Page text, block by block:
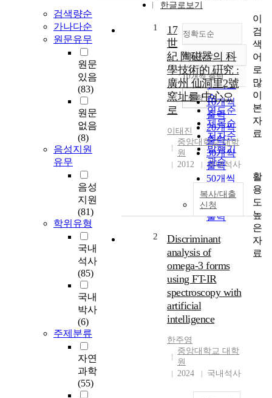
검색량순
가나다순
원문유무
원문
있음
(83)
원문
없음
(8)
음성지원
유무
음성
지원
(81)
학위유형
국내
석사
(85)
국내
박사
(6)
주제분류
자연
과학
(55)
한글로보기
정확도순
정확도
순
인기도
순
연도순
제목순
저자순
발행기
관순
내림차순
내림차순
10개씩 출력
10개씩
출력
20개씩
출력
30개씩
출력
50개씩
출력
100개씩
출력
조회
1
17
世
紀 陶磁器의 科
學技術的 硏究 :
廣州 仙洞里2號
窯址를 中心으
로
이태진
중앙대학교 대학
원
2012
국내석사
복사/대출
신청
2
Discriminant
analysis of
omega-3 forms
using FT-IR
spectroscopy with
artificial
intelligence
한주영
중앙대학교 대학
원
2024
국내석사
이
검
색
어
로
많
이
본
자
료
활
용
도
높
은
자
료